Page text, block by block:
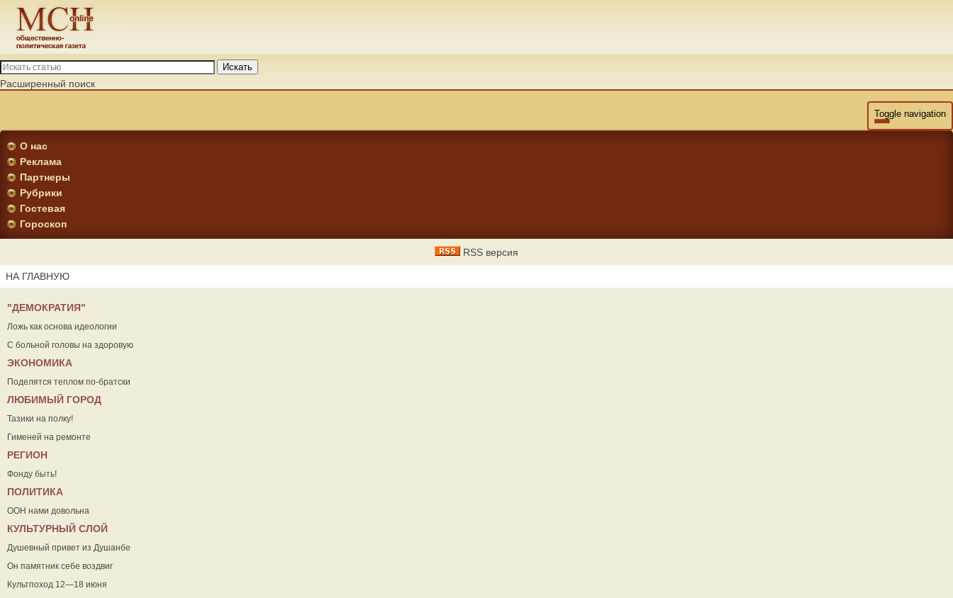
Искать
Расширенный поиск
Toggle navigation
О нас
Реклама
Партнеры
Рубрики
Гостевая
Гороскоп
RSS версия
НА ГЛАВНУЮ
"ДЕМОКРАТИЯ"
Ложь как основа идеологии
С больной головы на здоровую
ЭКОНОМИКА
Поделятся теплом по-братски
ЛЮБИМЫЙ ГОРОД
Тазики на полку!
Гименей на ремонте
РЕГИОН
Фонду быть!
ПОЛИТИКА
ООН нами довольна
КУЛЬТУРНЫЙ СЛОЙ
Душевный привет из Душанбе
Он памятник себе воздвиг
Культпоход 12—18 июня